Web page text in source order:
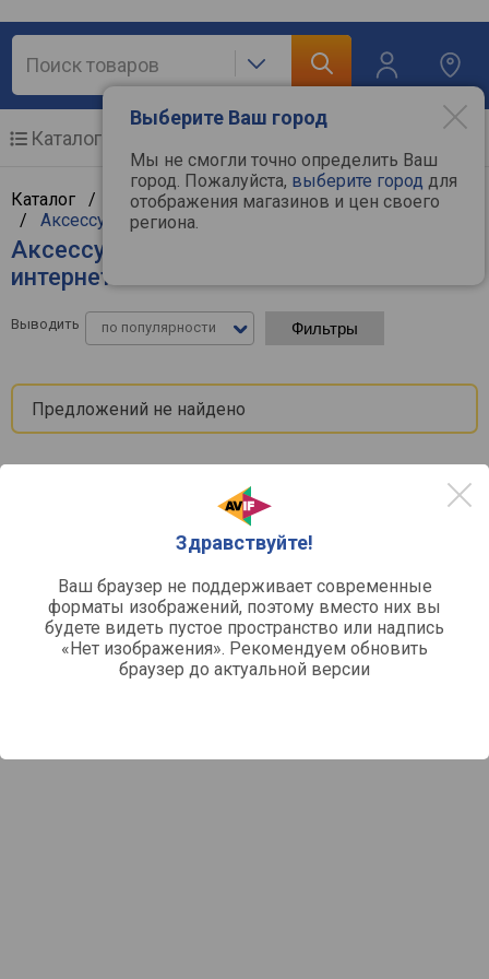
Выберите Ваш город
Мы не смогли точно определить Ваш
город. Пожалуйста, выберите город для
отображения магазинов и цен своего
региона.
Здравствуйте!
Ваш браузер не поддерживает современные
форматы изображений, поэтому вместо них вы
будете видеть пустое пространство или надпись
«Нет изображения». Рекомендуем обновить
браузер до актуальной версии
Каталог
Каталог / Мобильные и связь/Телефония и связь
/ Аксессуары для телефонии
Аксессуары для телефонии - цены в
интернет-магазинах
Выводить по популярности Фильтры
Предложений не найдено